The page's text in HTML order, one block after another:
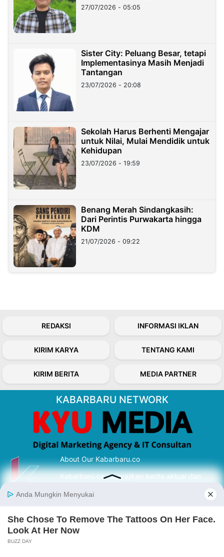
27/07/2026 - 05:05
Sister City: Peluang Besar, tetapi
Implementasinya Masih Menjadi
Tantangan
23/07/2026 - 20:08
Sekolah Harus Berhenti Mengajar
untuk Nilai, Mulai Mendidik untuk
Kehidupan
23/07/2026 - 19:59
Benang Merah Sindangkasih:
Dari Perintis Purwakarta hingga
KDM
21/07/2026 - 09:22
REDAKSI INFORMASI IKLAN
KIRIM KARYA TENTANG KAMI
KIRIM BERITA MEDIA PARTNER
KABARBARU NETWORK
About Our Kabarbaru.co
Kabarbaru.co menyajikan berita aktual dan
serta terverifikasi dari sumber yang tepat.
Follow Kabarbaru